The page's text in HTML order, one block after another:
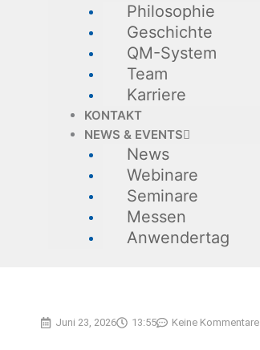
Philosophie
Geschichte
QM-System
Team
Karriere
KONTAKT
NEWS & EVENTS
News
Webinare
Seminare
Messen
Anwendertag
Juni 23, 2026 13:55 Keine Kommentare